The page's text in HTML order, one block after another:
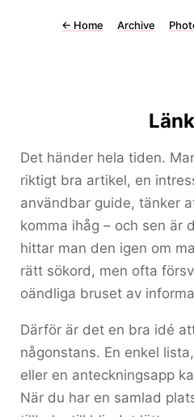
← Home Archive
Det händer hela tiden.
riktigt bra artikel, en
användbar guide, tänker
komma ihåg – och sen är
hittar man den igen om
rätt sökord, men ofta
oändliga bruset av
Därför är det en bra idé
någonstans. En enkel
eller en anteckningsapp
När du har en samlad